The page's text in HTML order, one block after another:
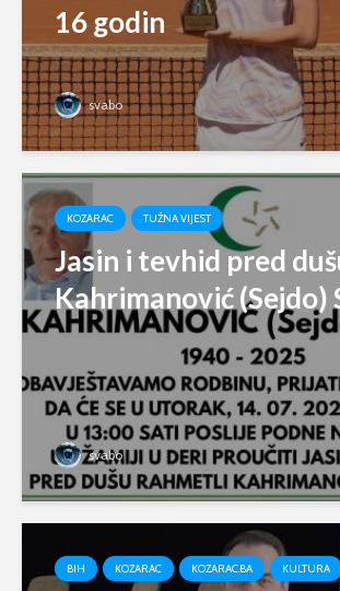
16 godin
svabo
KOZARAC TUŽNA VIJEST
Jasin i tevhid pred
Kahrimanović (Sejdo)
svabo
BIH KOZARAC KOZARAC.BA KULTURA